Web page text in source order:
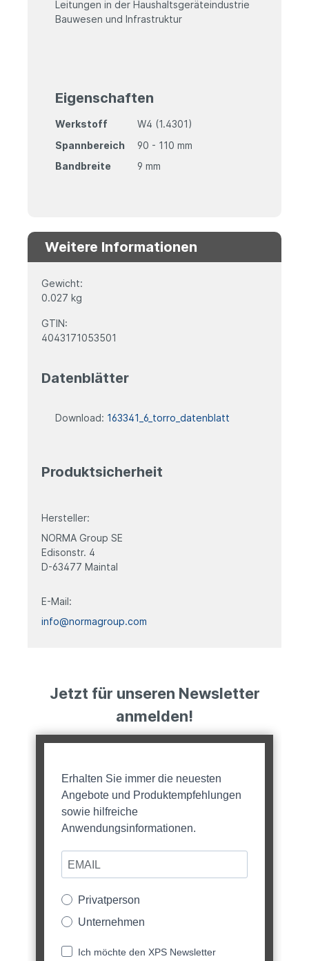
Leitungen in der Haushaltsgeräteindustrie
Bauwesen und Infrastruktur
Eigenschaften
Werkstoff
W4 (1.4301)
Spannbereich
90 - 110 mm
Bandbreite
9 mm
Weitere Informationen
Gewicht:
0.027 kg
GTIN:
4043171053501
Datenblätter
Download: 163341_6_torro_datenblatt
Produktsicherheit
Hersteller:
NORMA Group SE
Edisonstr. 4
D-63477 Maintal
E-Mail:
info@normagroup.com
Jetzt für unseren Newsletter
anmelden!
Erhalten Sie immer die neuesten
Angebote und Produktempfehlungen
sowie hilfreiche
Anwendungsinformationen.
Privatperson
Unternehmen
Ich möchte den XPS Newsletter